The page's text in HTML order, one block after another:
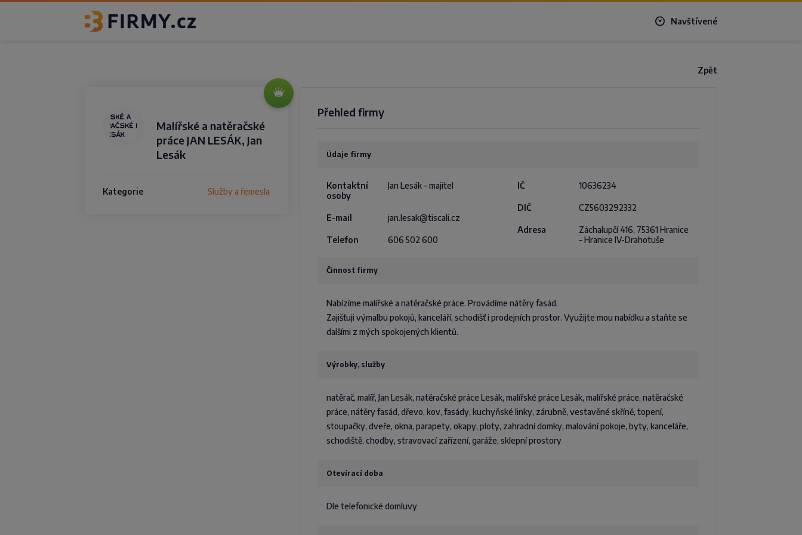
Navštívené
Zpět
Malířské a natěračské
práce JAN LESÁK, Jan
Lesák
Kategorie Služby a řemesla
Přehled firmy
Údaje firmy
Kontaktní
osoby
Jan Lesák – majitel
E-mail jan.lesak@tiscali.cz
Telefon 606 502 600
IČ 10636234
DIČ CZ5603292332
Adresa
Záchalupčí 416, 75361 Hranice
- Hranice IV-Drahotuše
Činnost firmy
Nabízíme malířské a natěračské práce. Provádíme nátěry fasád.
Zajišťuji výmalbu pokojů, kanceláří, schodišť i prodejních prostor. Využijte mou nabídku a staňte se
dalšími z mých spokojených klientů.
Výrobky, služby
natěrač, malíř, Jan Lesák, natěračské práce Lesák, malířské práce Lesák, malířské práce, natěračské
práce, nátěry fasád, dřevo, kov, fasády, kuchyňské linky, zárubně, vestavěné skříně, topení,
stoupačky, dveře, okna, parapety, okapy, ploty, zahradní domky, malování pokoje, byty, kanceláře,
schodiště, chodby, stravovací zařízení, garáže, sklepní prostory
Otevírací doba
Dle telefonické domluvy